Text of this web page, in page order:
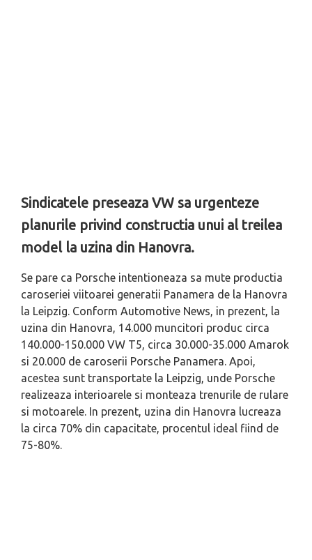
Sindicatele preseaza VW sa urgenteze
planurile privind constructia unui al treilea
model la uzina din Hanovra.
Se pare ca Porsche intentioneaza sa mute productia
caroseriei viitoarei generatii Panamera de la Hanovra
la Leipzig. Conform Automotive News, in prezent, la
uzina din Hanovra, 14.000 muncitori produc circa
140.000-150.000 VW T5, circa 30.000-35.000 Amarok
si 20.000 de caroserii Porsche Panamera. Apoi,
acestea sunt transportate la Leipzig, unde Porsche
realizeaza interioarele si monteaza trenurile de rulare
si motoarele. In prezent, uzina din Hanovra lucreaza
la circa 70% din capacitate, procentul ideal fiind de
75-80%.